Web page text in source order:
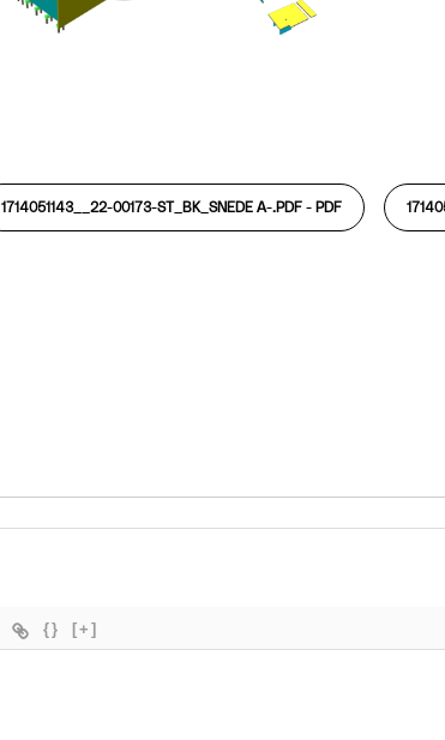
1714051143__22-00173-ST_BK_SNEDE A-.PDF - PDF
{} [+]